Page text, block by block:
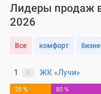
Лидеры продаж
2026
Все комфорт
1 0 ЖК «Лучи»
20 % 80 %